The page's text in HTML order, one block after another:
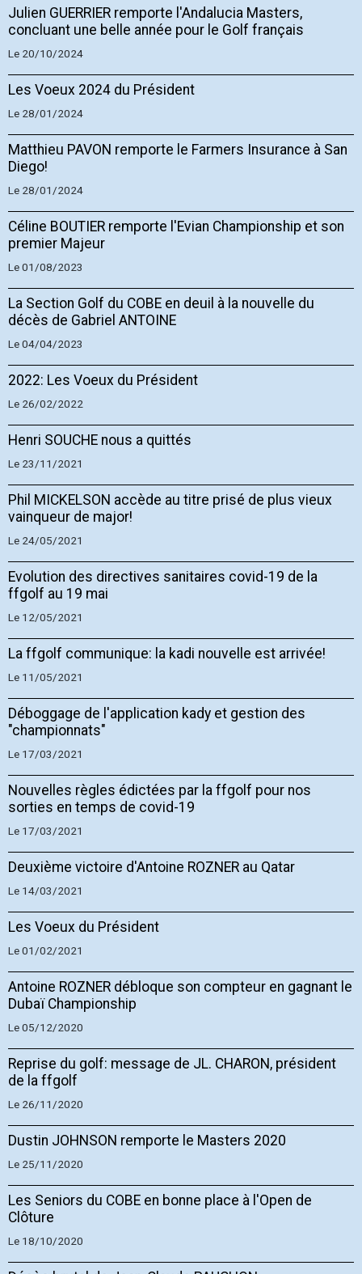
Julien GUERRIER remporte l'Andalucia Masters,
concluant une belle année pour le Golf français
Le 20/10/2024
Les Voeux 2024 du Président
Le 28/01/2024
Matthieu PAVON remporte le Farmers Insurance à San
Diego!
Le 28/01/2024
Céline BOUTIER remporte l'Evian Championship et son
premier Majeur
Le 01/08/2023
La Section Golf du COBE en deuil à la nouvelle du
décès de Gabriel ANTOINE
Le 04/04/2023
2022: Les Voeux du Président
Le 26/02/2022
Henri SOUCHE nous a quittés
Le 23/11/2021
Phil MICKELSON accède au titre prisé de plus vieux
vainqueur de major!
Le 24/05/2021
Evolution des directives sanitaires covid-19 de la
ffgolf au 19 mai
Le 12/05/2021
La ffgolf communique: la kadi nouvelle est arrivée!
Le 11/05/2021
Déboggage de l'application kady et gestion des
"championnats"
Le 17/03/2021
Nouvelles règles édictées par la ffgolf pour nos
sorties en temps de covid-19
Le 17/03/2021
Deuxième victoire d'Antoine ROZNER au Qatar
Le 14/03/2021
Les Voeux du Président
Le 01/02/2021
Antoine ROZNER débloque son compteur en gagnant le
Dubaï Championship
Le 05/12/2020
Reprise du golf: message de JL. CHARON, président
de la ffgolf
Le 26/11/2020
Dustin JOHNSON remporte le Masters 2020
Le 25/11/2020
Les Seniors du COBE en bonne place à l'Open de
Clôture
Le 18/10/2020